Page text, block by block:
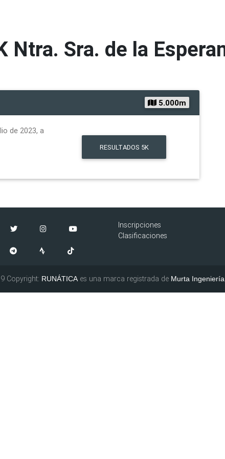
Ntra. Sra. de la
5.000m
de 2023, a
RESULTADOS 5K
Inscripciones
Clasificaciones
Copyright: RUNÁTICAes una marca registrada de Murta Ingeniería,